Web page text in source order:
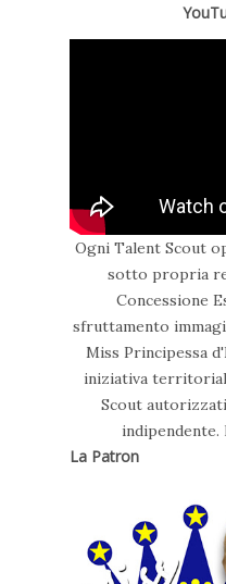
Ogni Talent Scout
sotto propria
Concessione
sfruttamento
Miss Principessa
iniziativa
Scout
indipendente.
La Patron